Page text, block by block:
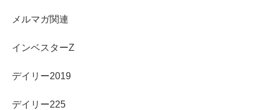
メルマガ関連
インベスターZ
デイリー2019
デイリー225